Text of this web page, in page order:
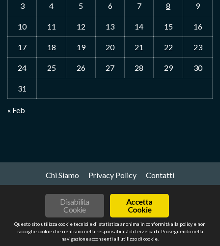
3 4 5 6 7 8 9
10 11 12 13 14 15 16
17 18 19 20 21 22 23
24 25 26 27 28 29 30
31
« Feb
Chi Siamo Privacy Policy Contatti
Copyright © azienderoma.it - Portale del network
Romaoffre.it Tutti i diritti riservati.|CoverNews
by AF
themes.
Disabilita
Cookie
Accetta
Cookie
Questo sito utilizza cookie tecnici e di statistica anonima in conformità alla policy e non
raccoglie cookie che rientrano nella responsabilità di terze parti. Proseguendo nella
navigazione acconsenti all’utilizzo di cookie.